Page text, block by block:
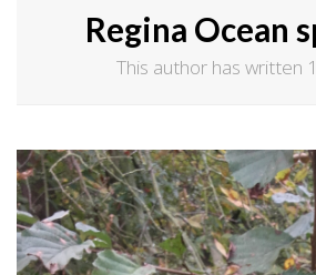
Regina Ocean
This author has written